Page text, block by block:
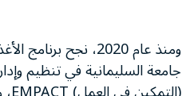
ومنذ عام 2020، نجح
جامعة السليمانية في تنظيم